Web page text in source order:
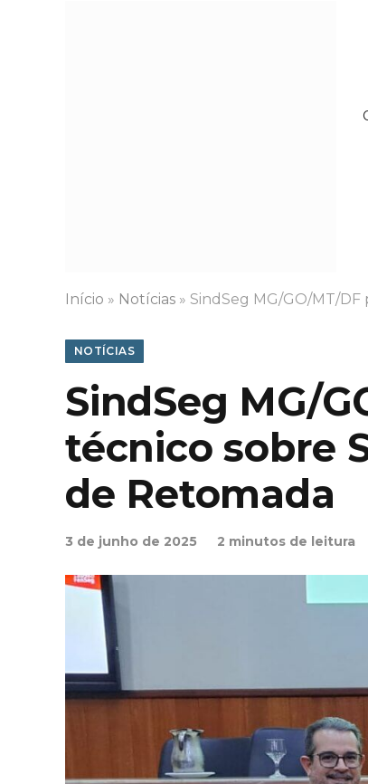
Início » Notícias » SindSeg MG/GO/MT/
NOTÍCIAS
SindSeg MG/
técnico sobre
de Retomada
3 de junho de 2025 2 minutos de leitura